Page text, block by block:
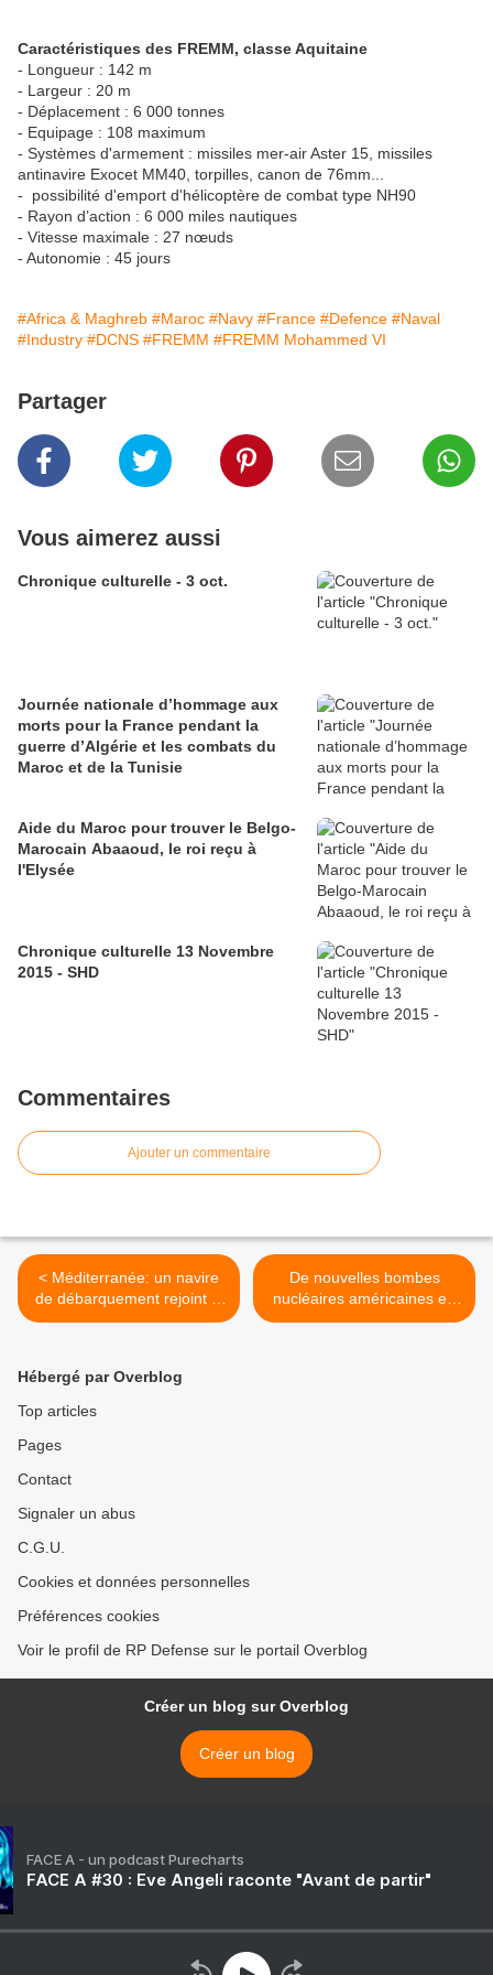
Caractéristiques des FREMM, classe Aquitaine
- Longueur : 142 m
- Largeur : 20 m
- Déplacement : 6 000 tonnes
- Equipage : 108 maximum
- Systèmes d'armement : missiles mer-air Aster 15, missiles
antinavire Exocet MM40, torpilles, canon de 76mm...
- possibilité d'emport d'hélicoptère de combat type NH90
- Rayon d’action : 6 000 miles nautiques
- Vitesse maximale : 27 nœuds
- Autonomie : 45 jours
#Africa & Maghreb #Maroc #Navy #France #Defence #Naval
#Industry #DCNS #FREMM #FREMM Mohammed VI
Partager
Vous aimerez aussi
Chronique culturelle - 3 oct.
Journée nationale d’hommage aux
morts pour la France pendant la
guerre d’Algérie et les combats du
Maroc et de la Tunisie
Aide du Maroc pour trouver le Belgo-
Marocain Abaaoud, le roi reçu à
l'Elysée
Chronique culturelle 13 Novembre
2015 - SHD
Commentaires
Ajouter un commentaire
< Méditerranée: un navire
de débarquement rejoint le
groupe naval russe
De nouvelles bombes
nucléaires américaines en
Belgique ? >
Hébergé par Overblog
Top articles
Pages
Contact
Signaler un abus
C.G.U.
Cookies et données personnelles
Préférences cookies
Voir le profil de RP Defense sur le portail Overblog
Créer un blog sur Overblog
Créer un blog
FACE A - un podcast Purecharts
FACE A #30 : Eve Angeli raconte "Avant de partir"